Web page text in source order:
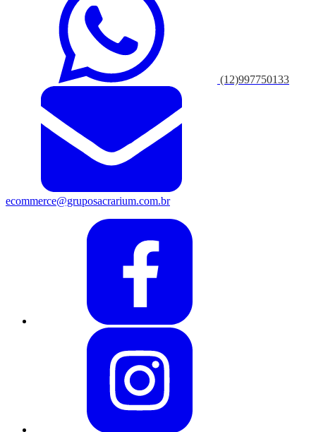
(12)997750133
ecommerce@gruposacrarium.com.br